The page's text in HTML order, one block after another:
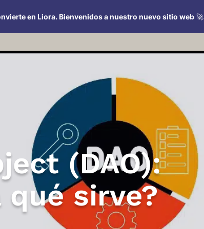
en Liora. Bienvenidos a nuestro nuevo sitio web🚀
(DAO):
qué sirve?